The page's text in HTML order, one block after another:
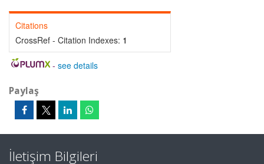
Citations
CrossRef - Citation Indexes: 1
- see details
Paylaş
İletişim Bilgileri